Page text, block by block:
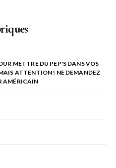
METTRE DU PEP'S DANS VOS
ATTENTION ! NE DEMANDEZ
AMÉRICAIN